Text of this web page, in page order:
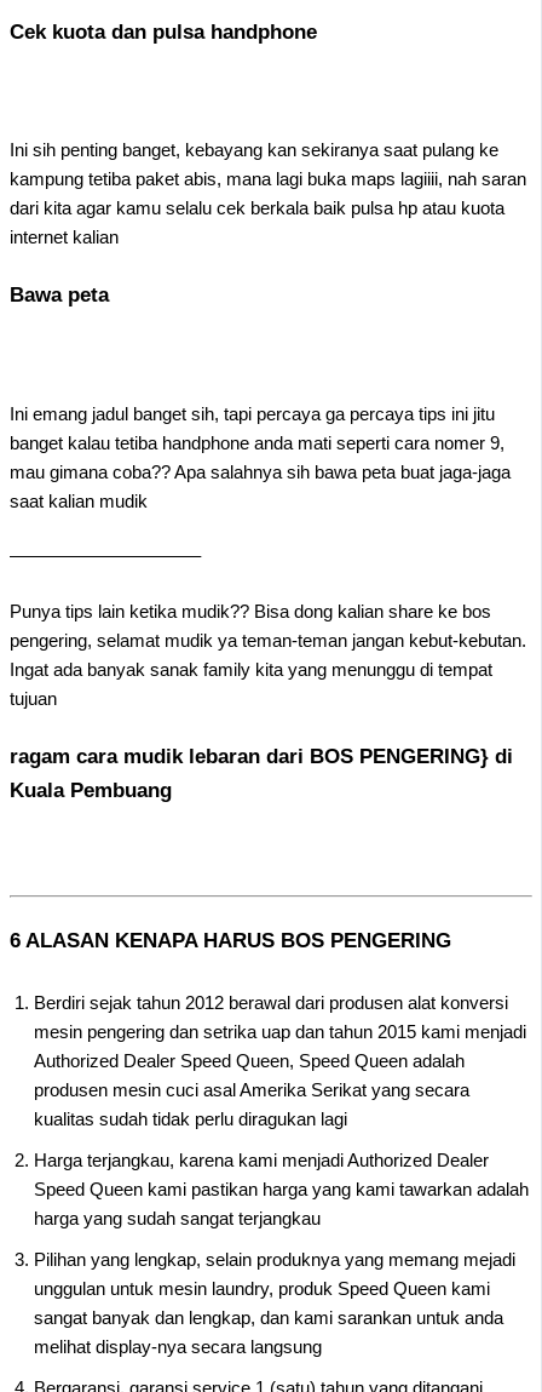
Cek kuota dan pulsa handphone
Ini sih penting banget, kebayang kan sekiranya saat pulang ke
kampung tetiba paket abis, mana lagi buka maps lagiiii, nah saran
dari kita agar kamu selalu cek berkala baik pulsa hp atau kuota
internet kalian
Bawa peta
Ini emang jadul banget sih, tapi percaya ga percaya tips ini jitu
banget kalau tetiba handphone anda mati seperti cara nomer 9,
mau gimana coba?? Apa salahnya sih bawa peta buat jaga-jaga
saat kalian mudik
——————————–
Punya tips lain ketika mudik?? Bisa dong kalian share ke bos
pengering, selamat mudik ya teman-teman jangan kebut-kebutan.
Ingat ada banyak sanak family kita yang menunggu di tempat
tujuan
ragam cara mudik lebaran dari BOS PENGERING} di
Kuala Pembuang
6 ALASAN KENAPA HARUS BOS PENGERING
Berdiri sejak tahun 2012 berawal dari produsen alat konversi
mesin pengering dan setrika uap dan tahun 2015 kami menjadi
Authorized Dealer Speed Queen, Speed Queen adalah
produsen mesin cuci asal Amerika Serikat yang secara
kualitas sudah tidak perlu diragukan lagi
Harga terjangkau, karena kami menjadi Authorized Dealer
Speed Queen kami pastikan harga yang kami tawarkan adalah
harga yang sudah sangat terjangkau
Pilihan yang lengkap, selain produknya yang memang mejadi
unggulan untuk mesin laundry, produk Speed Queen kami
sangat banyak dan lengkap, dan kami sarankan untuk anda
melihat display-nya secara langsung